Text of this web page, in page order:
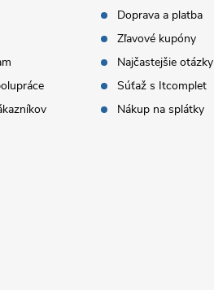
Doprava a platba
Zľavové kupóny
Najčastejšie otázky
Súťaž s Itcomplet
Nákup na splátky